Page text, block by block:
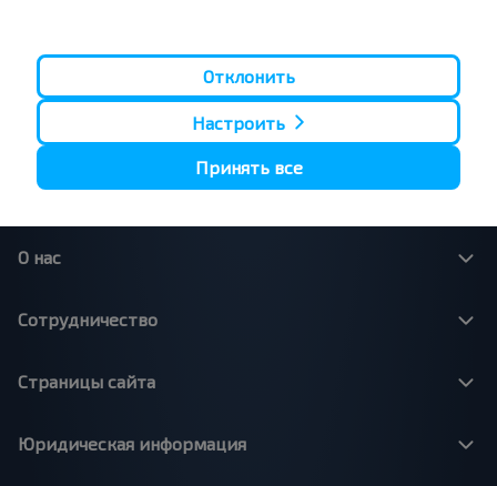
Вильнюс - Минск
Москва - Брест
Минск - Варшава
Москва - Барановичи
Брест - Люблин
Брест - Варшава
О нас
Сотрудничество
Страницы сайта
Юридическая информация
Отклонить
Настроить
Принять все